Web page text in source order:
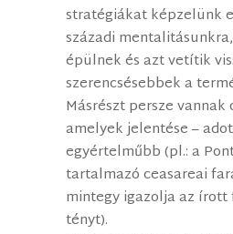
stratégiákat képzelünk
századi
épülnek és azt vetítik
szerencsésebbek a
Másrészt persze
amelyek jelentése –
egyértelműbb (pl.: a
tartalmazó ceasareai
mintegy igazolja az
tényt).